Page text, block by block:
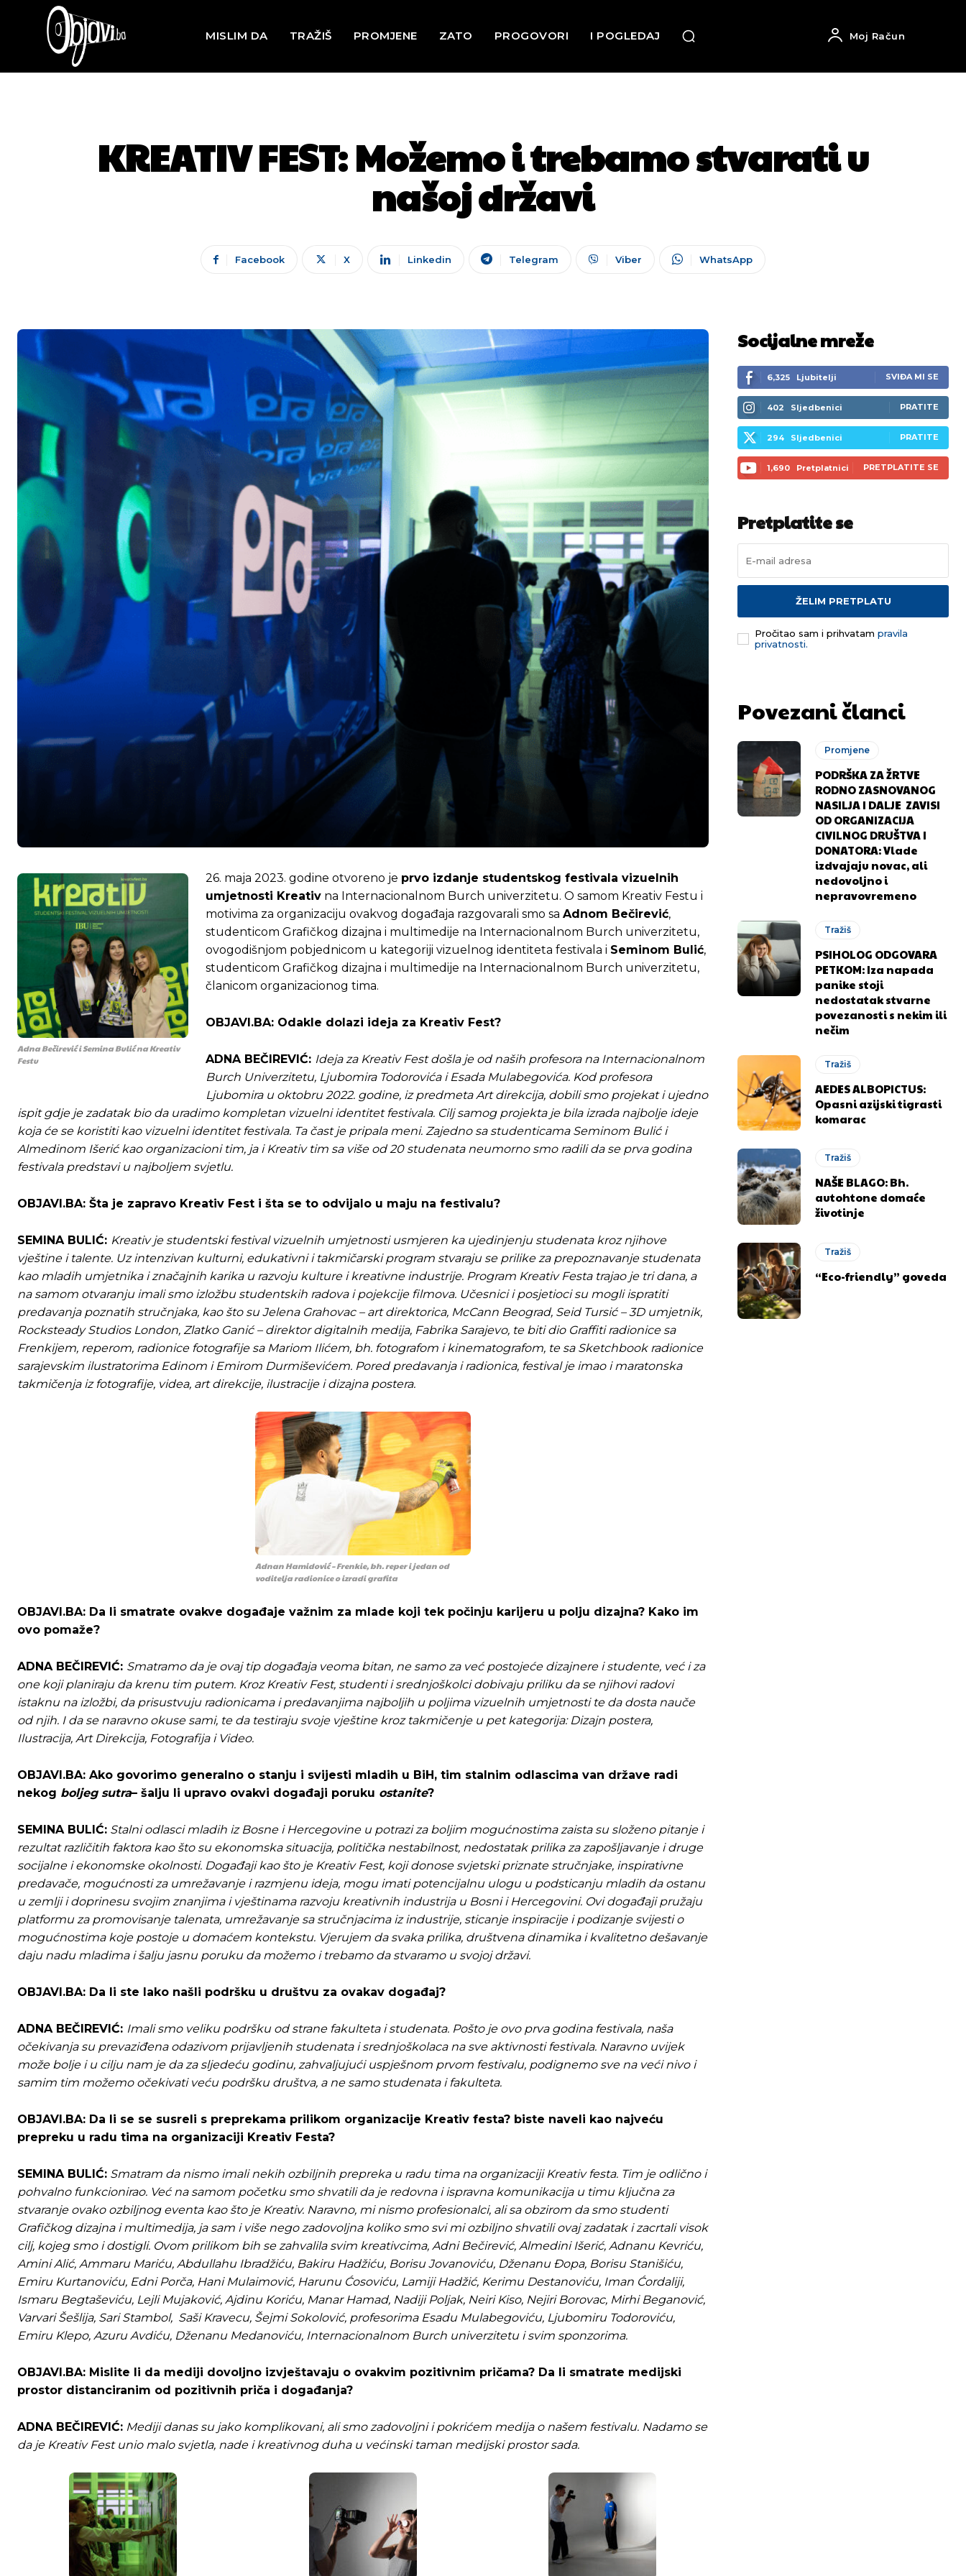
Pusti priču da živi!
Ovim putem želimo da vam se zahvalimo što ste odlučili da pustite Vašu priču da živi, Redakcija Objavi.ba
Pusti priču da živi!
Ovim putem želimo da vam se zahvalimo što ste odlučili da pustite Vašu priču da živi, Redakcija Objavi.ba
MISLIM DA TRAŽIŠ PROMJENE ZATO PROGOVORI I POGLEDAJ Moj Račun
KREATIV FEST: Možemo i trebamo stvarati u
našoj državi
Facebook X Linkedin Telegram Viber WhatsApp
Adna Bečirević i Semina Bulić na Kreativ
Festu
26. maja 2023. godine otvoreno je prvo izdanje studentskog festivala vizuelnih
umjetnosti Kreativ na Internacionalnom Burch univerzitetu. O samom Kreativ Festu i
motivima za organizaciju ovakvog događaja razgovarali smo sa Adnom Bečirević,
studenticom Grafičkog dizajna i multimedije na Internacionalnom Burch univerzitetu,
ovogodišnjom pobjednicom u kategoriji vizuelnog identiteta festivala i Seminom Bulić,
studenticom Grafičkog dizajna i multimedije na Internacionalnom Burch univerzitetu,
članicom organizacionog tima.
OBJAVI.BA: Odakle dolazi ideja za Kreativ Fest?
ADNA BEČIREVIĆ: Ideja za Kreativ Fest došla je od naših profesora na Internacionalnom
Burch Univerzitetu, Ljubomira Todorovića i Esada Mulabegovića. Kod profesora
Ljubomira u oktobru 2022. godine, iz predmeta Art direkcija, dobili smo projekat i ujedno
ispit gdje je zadatak bio da uradimo kompletan vizuelni identitet festivala. Cilj samog projekta je bila izrada najbolje ideje
koja će se koristiti kao vizuelni identitet festivala. Ta čast je pripala meni. Zajedno sa studenticama Seminom Bulić i
Almedinom Išerić kao organizacioni tim, ja i Kreativ tim sa više od 20 studenata neumorno smo radili da se prva godina
festivala predstavi u najboljem svjetlu.
OBJAVI.BA: Šta je zapravo Kreativ Fest i šta se to odvijalo u maju na festivalu?
SEMINA BULIĆ: Kreativ je studentski festival vizuelnih umjetnosti usmjeren ka ujedinjenju studenata kroz njihove
vještine i talente. Uz intenzivan kulturni, edukativni i takmičarski program stvaraju se prilike za prepoznavanje studenata
kao mladih umjetnika i značajnih karika u razvoju kulture i kreativne industrije. Program Kreativ Festa trajao je tri dana, a
na samom otvaranju imali smo izložbu studentskih radova i pojekcije filmova. Učesnici i posjetioci su mogli ispratiti
predavanja poznatih stručnjaka, kao što su Jelena Grahovac – art direktorica, McCann Beograd, Seid Tursić – 3D umjetnik,
Rocksteady Studios London, Zlatko Ganić – direktor digitalnih medija, Fabrika Sarajevo, te biti dio Graffiti radionice sa
Frenkijem, reperom, radionice fotografije sa Mariom Ilićem, bh. fotografom i kinematografom, te sa Sketchbook radionice
sarajevskim ilustratorima Edinom i Emirom Durmiševićem. Pored predavanja i radionica, festival je imao i maratonska
takmičenja iz fotografije, videa, art direkcije, ilustracije i dizajna postera.
Adnan Hamidović – Frenkie, bh. reper i jedan od
voditelja radionice o izradi grafita
OBJAVI.BA: Da li smatrate ovakve događaje važnim za mlade koji tek počinju karijeru u polju dizajna? Kako im
ovo pomaže?
ADNA BEČIREVIĆ: Smatramo da je ovaj tip događaja veoma bitan, ne samo za već postojeće dizajnere i studente, već i za
one koji planiraju da krenu tim putem. Kroz Kreativ Fest, studenti i srednjoškolci dobivaju priliku da se njihovi radovi
istaknu na izložbi, da prisustvuju radionicama i predavanjima najboljih u poljima vizuelnih umjetnosti te da dosta nauče
od njih. I da se naravno okuse sami, te da testiraju svoje vještine kroz takmičenje u pet kategorija: Dizajn postera,
Ilustracija, Art Direkcija, Fotografija i Video.
OBJAVI.BA: Ako govorimo generalno o stanju i svijesti mladih u BiH, tim stalnim odlascima van države radi
nekog boljeg sutra– šalju li upravo ovakvi događaji poruku ostanite?
SEMINA BULIĆ: Stalni odlasci mladih iz Bosne i Hercegovine u potrazi za boljim mogućnostima zaista su složeno pitanje i
rezultat različitih faktora kao što su ekonomska situacija, politička nestabilnost, nedostatak prilika za zapošljavanje i druge
socijalne i ekonomske okolnosti. Događaji kao što je Kreativ Fest, koji donose svjetski priznate stručnjake, inspirativne
predavače, mogućnosti za umrežavanje i razmjenu ideja, mogu imati potencijalnu ulogu u podsticanju mladih da ostanu
u zemlji i doprinesu svojim znanjima i vještinama razvoju kreativnih industrija u Bosni i Hercegovini. Ovi događaji pružaju
platformu za promovisanje talenata, umrežavanje sa stručnjacima iz industrije, sticanje inspiracije i podizanje svijesti o
mogućnostima koje postoje u domaćem kontekstu. Vjerujem da svaka prilika, društvena dinamika i kvalitetno dešavanje
daju nadu mladima i šalju jasnu poruku da možemo i trebamo da stvaramo u svojoj državi.
OBJAVI.BA: Da li ste lako našli podršku u društvu za ovakav događaj?
ADNA BEČIREVIĆ: Imali smo veliku podršku od strane fakulteta i studenata. Pošto je ovo prva godina festivala, naša
očekivanja su prevaziđena odazivom prijavljenih studenata i srednjoškolaca na sve aktivnosti festivala. Naravno uvijek
može bolje i u cilju nam je da za sljedeću godinu, zahvaljujući uspješnom prvom festivalu, podignemo sve na veći nivo i
samim tim možemo očekivati veću podršku društva, a ne samo studenata i fakulteta.
OBJAVI.BA: Da li se se susreli s preprekama prilikom organizacije Kreativ festa? biste naveli kao najveću
prepreku u radu tima na organizaciji Kreativ Festa?
SEMINA BULIĆ: Smatram da nismo imali nekih ozbiljnih prepreka u radu tima na organizaciji Kreativ festa. Tim je odlično i
pohvalno funkcionirao. Već na samom početku smo shvatili da je redovna i ispravna komunikacija u timu ključna za
stvaranje ovako ozbiljnog eventa kao što je Kreativ. Naravno, mi nismo profesionalci, ali sa obzirom da smo studenti
Grafičkog dizajna i multimedija, ja sam i više nego zadovoljna koliko smo svi mi ozbiljno shvatili ovaj zadatak i zacrtali visok
cilj, kojeg smo i dostigli. Ovom prilikom bih se zahvalila svim kreativcima, Adni Bečirević, Almedini Išerić, Adnanu Kevriću,
Amini Alić, Ammaru Mariću, Abdullahu Ibradžiću, Bakiru Hadžiću, Borisu Jovanoviću, Dženanu Đopa, Borisu Stanišiću,
Emiru Kurtanoviću, Edni Porča, Hani Mulaimović, Harunu Ćosoviću, Lamiji Hadžić, Kerimu Destanoviću, Iman Ćordaliji,
Ismaru Begtaševiću, Lejli Mujaković, Ajdinu Koriću, Manar Hamad, Nadiji Poljak, Neiri Kiso, Nejiri Borovac, Mirhi Beganović,
Varvari Šešlija, Sari Stambol, Saši Kravecu, Šejmi Sokolović, profesorima Esadu Mulabegoviću, Ljubomiru Todoroviću,
Emiru Klepo, Azuru Avdiću, Dženanu Medanoviću, Internacionalnom Burch univerzitetu i svim sponzorima.
OBJAVI.BA: Mislite li da mediji dovoljno izvještavaju o ovakvim pozitivnim pričama? Da li smatrate medijski
prostor distanciranim od pozitivnih priča i događanja?
ADNA BEČIREVIĆ: Mediji danas su jako komplikovani, ali smo zadovoljni i pokrićem medija o našem festivalu. Nadamo se
da je Kreativ Fest unio malo svjetla, nade i kreativnog duha u većinski taman medijski prostor sada.
Socijalne mreže
6,325 Ljubitelji SVIĐA MI SE
402 Sljedbenici PRATITE
294 Sljedbenici PRATITE
1,690 Pretplatnici PRETPLATITE SE
Pretplatite se
ŽELIM PRETPLATU
Pročitao sam i prihvatam pravila
privatnosti.
Povezani članci
Promjene
PODRŠKA ZA ŽRTVE
RODNO ZASNOVANOG
NASILJA I DALJE ZAVISI
OD ORGANIZACIJA
CIVILNOG DRUŠTVA I
DONATORA: Vlade
izdvajaju novac, ali
nedovoljno i
nepravovremeno
Tražiš
PSIHOLOG ODGOVARA
PETKOM: Iza napada
panike stoji
nedostatak stvarne
povezanosti s nekim ili
nečim
Tražiš
AEDES ALBOPICTUS:
Opasni azijski tigrasti
komarac
Tražiš
NAŠE BLAGO: Bh.
autohtone domaće
životinje
Tražiš
“Eco-friendly” goveda